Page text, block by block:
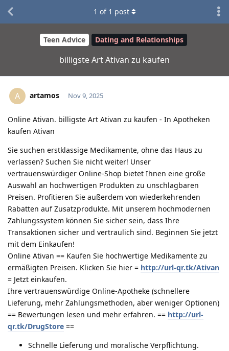
Teen Advice Dating and Relationships
billigste Art Ativan zu kaufen
1 of 1 post
A artamos Nov 9, 2025
Online Ativan. billigste Art Ativan zu kaufen - In Apotheken
kaufen Ativan
Sie suchen erstklassige Medikamente, ohne das Haus zu
verlassen? Suchen Sie nicht weiter! Unser
vertrauenswürdiger Online-Shop bietet Ihnen eine große
Auswahl an hochwertigen Produkten zu unschlagbaren
Preisen. Profitieren Sie außerdem von wiederkehrenden
Rabatten auf Zusatzprodukte. Mit unserem hochmodernen
Zahlungssystem können Sie sicher sein, dass Ihre
Transaktionen sicher und vertraulich sind. Beginnen Sie jetzt
mit dem Einkaufen!
Online Ativan == Kaufen Sie hochwertige Medikamente zu
ermäßigten Preisen. Klicken Sie hier = http://url-qr.tk/Ativan
= Jetzt einkaufen.
Ihre vertrauenswürdige Online-Apotheke (schnellere
Lieferung, mehr Zahlungsmethoden, aber weniger Optionen)
== Bewertungen lesen und mehr erfahren. == http://url-
qr.tk/DrugStore ==
Schnelle Lieferung und moralische Verpflichtung.